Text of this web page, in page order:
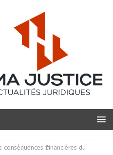
conséquences financières du